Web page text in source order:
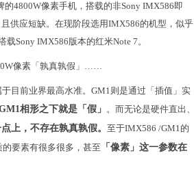
的4800W像素手机，搭载的非Sony IMX586即
供应短缺。在现阶段选用IMX586的机型，似乎
Sony IMX586版本的红米Note 7。
像素「孰真孰假」……
目前业界最高水准。GM1则是通过「插值」实
相形之下就是「假」 。而无论是硬件直出、
上，不存在孰真孰假。 至于IMX586 /GM1的
要素有很多很多，甚至 「像素」这一参数在